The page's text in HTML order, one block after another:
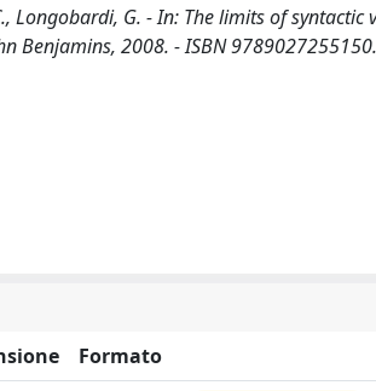
Longobardi, G. - In: The limits of syntactic
Benjamins, 2008. - ISBN
Formato